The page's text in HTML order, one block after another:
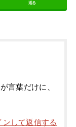
送る
言葉だけに、
ンして返信する